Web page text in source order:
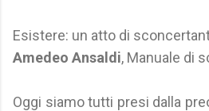
Esistere: un atto di
Amedeo Ansaldi, Manuale di
Oggi siamo tutti presi dalla